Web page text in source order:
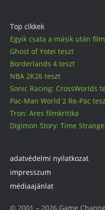
Top cikkek
Egyik csata a másik után
Ghost of Yotei teszt
Borderlands 4 teszt
NBA 2K26 teszt
Sonic Racing: CrossWorlds
Pac-Man World 2 Re-Pac
Tron: Ares filmkritika
Digimon Story: Time
adatvédelmi nyilatkozat
impresszum
médiaajánlat
© 2001 – 2026 Game